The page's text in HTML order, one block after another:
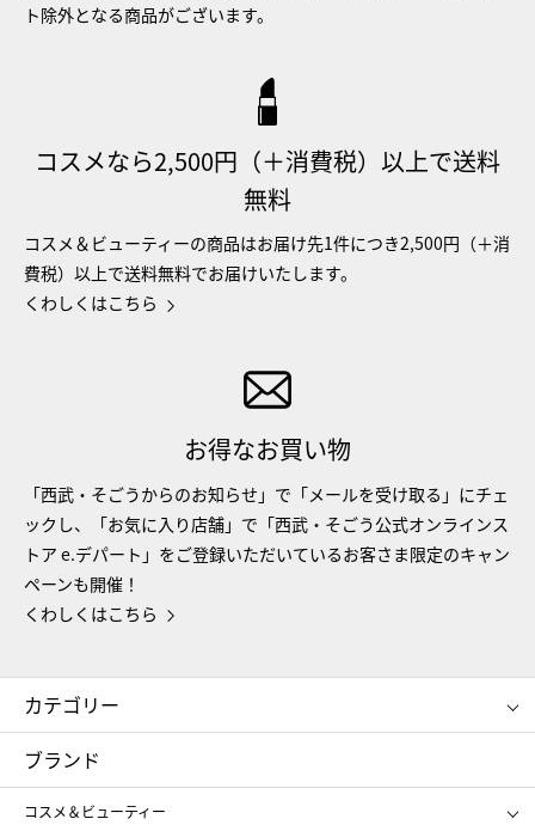
ト除外となる商品がございます。
コスメなら2,500円（＋消費税）以上で送料
無料
コスメ＆ビューティーの商品はお届け先1件につき2,500円（＋消
費税）以上で送料無料でお届けいたします。
くわしくはこちら
お得なお買い物
「西武・そごうからのお知らせ」で「メールを受け取る」にチェ
ックし、「お気に入り店舗」で「西武・そごう公式オンラインス
トア e.デパート」をご登録いただいているお客さま限定のキャン
ペーンも開催！
くわしくはこちら
カテゴリー
コスメ＆ビューティー
ギフト
レディース
メンズ
ブランド
コスメ＆ビューティー